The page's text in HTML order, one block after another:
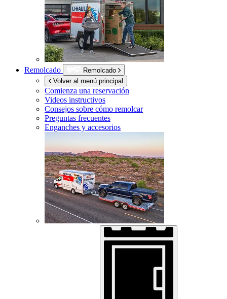
Remolcado
Remolcado
Volver al menú principal
Comienza una reservación
Videos instructivos
Consejos sobre cómo remolcar
Preguntas frecuentes
Enganches y accesorios